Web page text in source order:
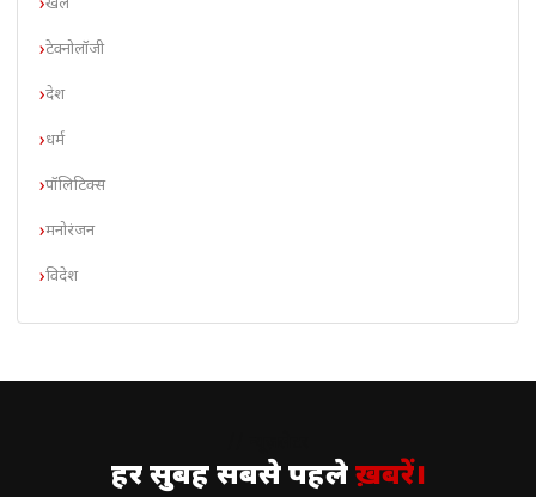
खेल
टेक्नोलॉजी
देश
धर्म
पॉलिटिक्स
मनोरंजन
विदेश
हर सुबह सबसे पहलेख़बरें।